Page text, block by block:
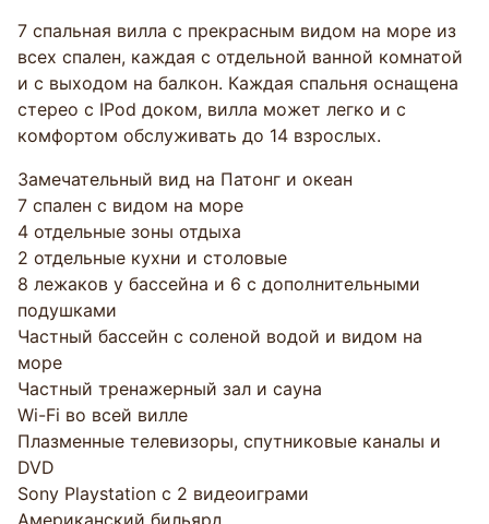
7 спальная вилла с прекрасным видом на море из
всех спален, каждая с отдельной ванной комнатой
и с выходом на балкон. Каждая спальня оснащена
стерео с IPod доком, вилла может легко и с
комфортом обслуживать до 14 взрослых.
Замечательный вид на Патонг и океан
7 спален с видом на море
4 отдельные зоны отдыха
2 отдельные кухни и столовые
8 лежаков у бассейна и 6 с дополнительными
подушками
Частный бассейн с соленой водой и видом на
море
Частный тренажерный зал и сауна
Wi-Fi во всей вилле
Плазменные телевизоры, спутниковые каналы и
DVD
Sony Playstation с 2 видеоиграми
Американский бильярд